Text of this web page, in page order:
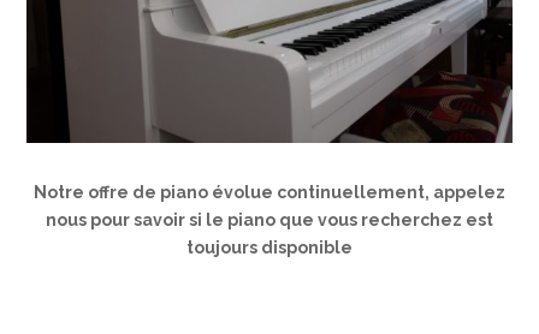
Notre offre de piano évolue continuellement, appelez
nous pour savoir si le piano que vous recherchez est
toujours disponible